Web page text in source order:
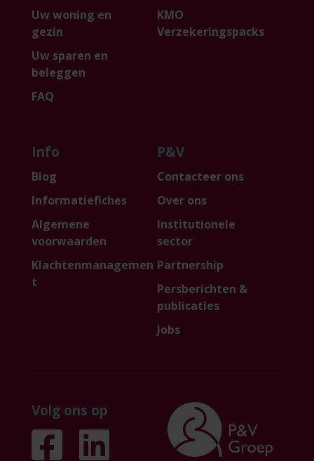
Uw woning en
gezin
Uw sparen en
beleggen
FAQ
KMO
Verzekeringspacks
Info
Blog
Informatiefiches
Algemene
voorwaarden
Klachtenmanagemen
t
P&V
Contacteer ons
Over ons
Institutionele
sector
Partnership
Persberichten &
publicaties
Jobs
Volg ons op